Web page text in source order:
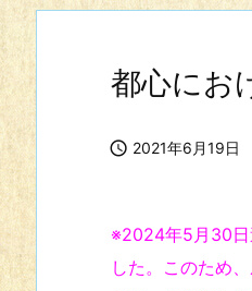
都心にお
 2021年6月19日
※2024年5月30日
した。 このため